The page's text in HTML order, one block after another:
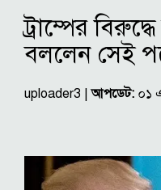
ট্রাম্পের
বললেন সেই
uploader3 |আপডেট: ০১